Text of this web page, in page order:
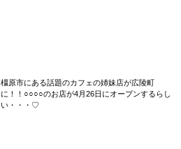
橿原市にある話題のカフェの姉妹店が広陵町
に！！○○○○のお店が4月26日にオープンするらし
い・・・♡